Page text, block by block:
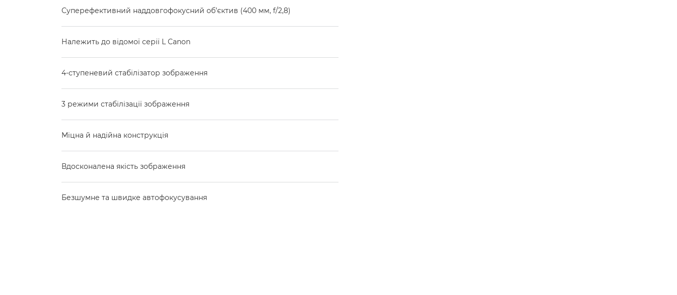
Суперефективний наддовгофокусний об’єктив (400 мм, f/2,8)
Належить до відомої серії L Canon
4-ступеневий стабілізатор зображення
3 режими стабілізації зображення
Міцна й надійна конструкція
Вдосконалена якість зображення
Безшумне та швидке автофокусування